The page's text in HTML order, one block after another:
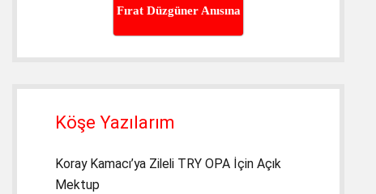
Fırat Düzgüner Anısına
Köşe Yazılarım
Koray Kamacı’ya Zileli TRY OPA İçin Açık
Mektup